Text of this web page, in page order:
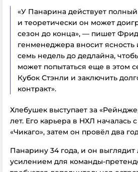
«У Панарина действует
и теоретически он может
сезон до конца», — пишет
генменеджера вносит ясность
семь недель до дедлайна,
может попытаться еще в этом
Кубок Стэнли и заключить
контракт».
Хлебушек выступает за
лет. Его карьера в НХЛ началась
«Чикаго», затем он провёл два
Панарину 34 года, и он
усилением для команды-